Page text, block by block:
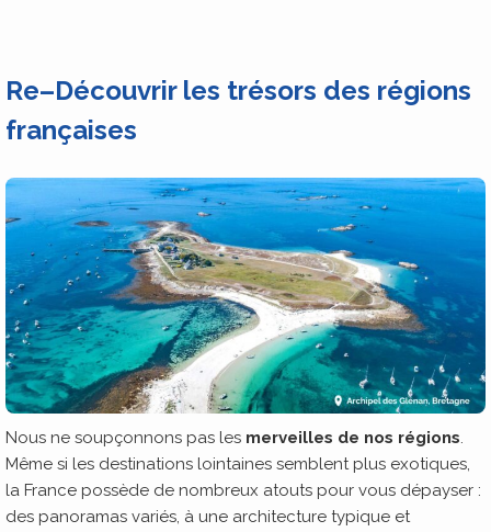
Re–Découvrir les trésors des régions
françaises
Nous ne soupçonnons pas les merveilles de nos régions.
Même si les destinations lointaines semblent plus exotiques,
la France possède de nombreux atouts pour vous dépayser :
des panoramas variés, à une architecture typique et